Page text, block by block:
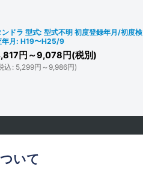
ンドラ 型式: 型式不明 初度登録年月/初度検
年月: H19〜H25/9
円 ～9,078 円(税別)
込 : 5,299円 ～9,986円)
いて